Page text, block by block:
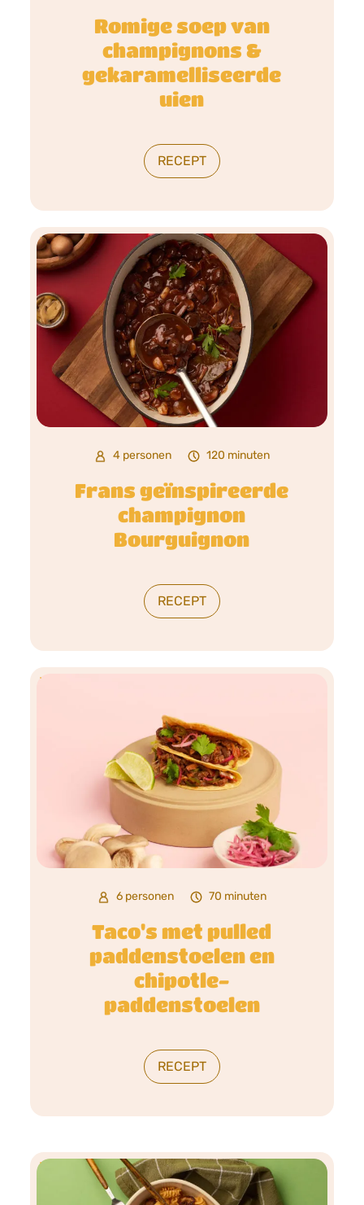
Romige soep van
champignons &
gekaramelliseerde
uien
RECEPT
4 personen 120 minuten
Frans geïnspireerde
champignon
Bourguignon
RECEPT
6 personen 70 minuten
Taco's met pulled
paddenstoelen en
chipotle-
paddenstoelen
RECEPT